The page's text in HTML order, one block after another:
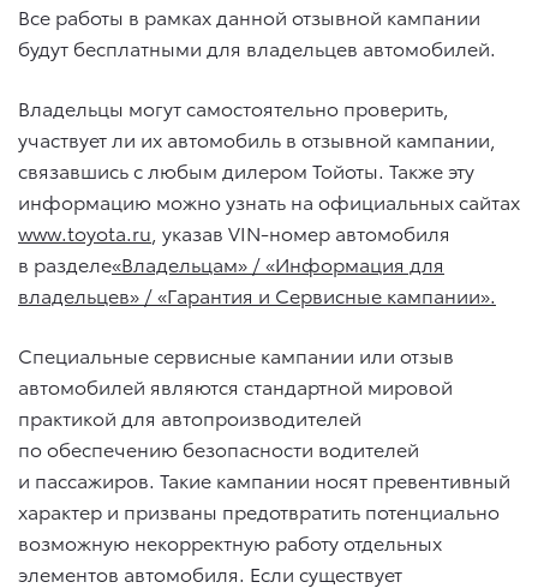
Все работы в рамках данной отзывной кампании
будут бесплатными для владельцев автомобилей.
Владельцы могут самостоятельно проверить,
участвует ли их автомобиль в отзывной кампании,
связавшись с любым дилером Тойоты. Также эту
информацию можно узнать на официальных сайтах
www.toyota.ru , указав VIN-номер автомобиля
в разделе«Владельцам» / «Информация для
владельцев» / «Гарантия и Сервисные кампании».
Специальные сервисные кампании или отзыв
автомобилей являются стандартной мировой
практикой для автопроизводителей
по обеспечению безопасности водителей
и пассажиров. Такие кампании носят превентивный
характер и призваны предотвратить потенциально
возможную некорректную работу отдельных
элементов автомобиля. Если существует